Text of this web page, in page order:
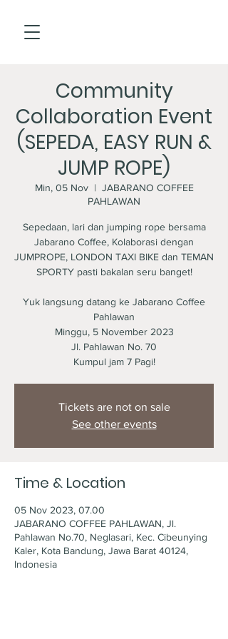
Community
Collaboration Event
(SEPEDA, EASY RUN &
JUMP ROPE)
Min, 05 Nov
  |
JABARANO COFFEE
PAHLAWAN
Sepedaan, lari dan jumping rope bersama
Jabarano Coffee, Kolaborasi dengan
JUMPROPE, LONDON TAXI BIKE dan TEMAN
SPORTY pasti bakalan seru banget!
Yuk langsung datang ke Jabarano Coffee
Pahlawan
Minggu, 5 November 2023
Jl. Pahlawan No. 70
Kumpul jam 7 Pagi!
Tickets are not on sale
See other events
Time & Location
05 Nov 2023, 07.00
JABARANO COFFEE PAHLAWAN, Jl.
Pahlawan No.70, Neglasari, Kec. Cibeunying
Kaler, Kota Bandung, Jawa Barat 40124,
Indonesia